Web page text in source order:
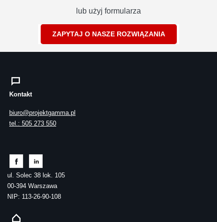
lub użyj formularza
ZAPYTAJ O NASZE ROZWIĄZANIA
Kontakt
biuro@projektgamma.pl
tel.: 505 273 550
ul. Solec 38 lok. 105
00-394 Warszawa
NIP: 113-26-90-108